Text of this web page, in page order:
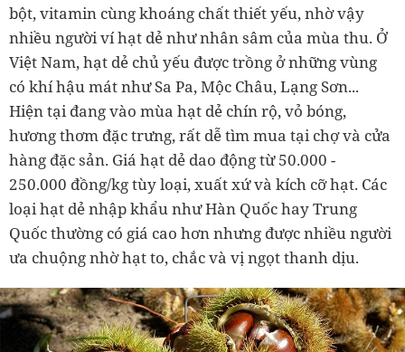
bột, vitamin cùng khoáng chất thiết yếu, nhờ vậy
nhiều người ví hạt dẻ như nhân sâm của mùa thu. Ở
Việt Nam, hạt dẻ chủ yếu được trồng ở những vùng
có khí hậu mát như Sa Pa, Mộc Châu, Lạng Sơn...
Hiện tại đang vào mùa hạt dẻ chín rộ, vỏ bóng,
hương thơm đặc trưng, rất dễ tìm mua tại chợ và cửa
hàng đặc sản. Giá hạt dẻ dao động từ 50.000 -
250.000 đồng/kg tùy loại, xuất xứ và kích cỡ hạt. Các
loại hạt dẻ nhập khẩu như Hàn Quốc hay Trung
Quốc thường có giá cao hơn nhưng được nhiều người
ưa chuộng nhờ hạt to, chắc và vị ngọt thanh dịu.